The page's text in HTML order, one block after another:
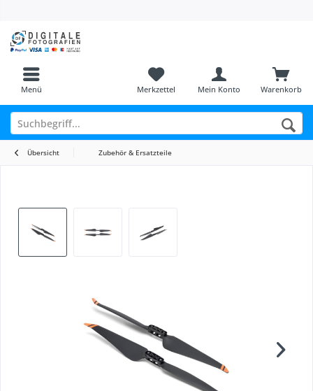
Menü Warenkorb
Merkzettel Mein Konto
Übersicht Zubehör & Ersatzteile